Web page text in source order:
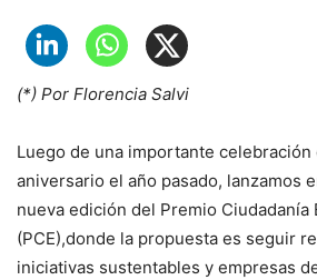
(*) Por Florencia Salvi
Luego de una importante celebración
aniversario el año pasado, lanzamos
nueva edición del Premio Ciudadanía
(PCE),donde la propuesta es seguir
iniciativas sustentables y empresas